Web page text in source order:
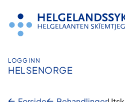
innhold
LOGG INN
HELSENORGE